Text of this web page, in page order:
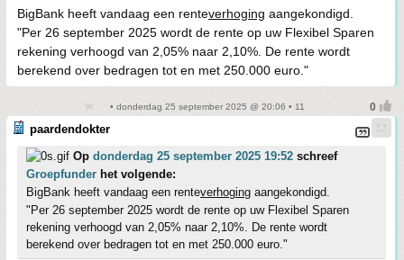
BigBank heeft vandaag een renteverhoging aangekondigd.
"Per 26 september 2025 wordt de rente op uw Flexibel Sparen
rekening verhoogd van 2,05% naar 2,10%. De rente wordt
berekend over bedragen tot en met 250.000 euro."
• donderdag 25 september 2025 @ 20:06 • 11
paardendokter
Op donderdag 25 september 2025 19:52 schreef
Groepfunder het volgende:
BigBank heeft vandaag een renteverhoging aangekondigd.
"Per 26 september 2025 wordt de rente op uw Flexibel Sparen
rekening verhoogd van 2,05% naar 2,10%. De rente wordt
berekend over bedragen tot en met 250.000 euro."